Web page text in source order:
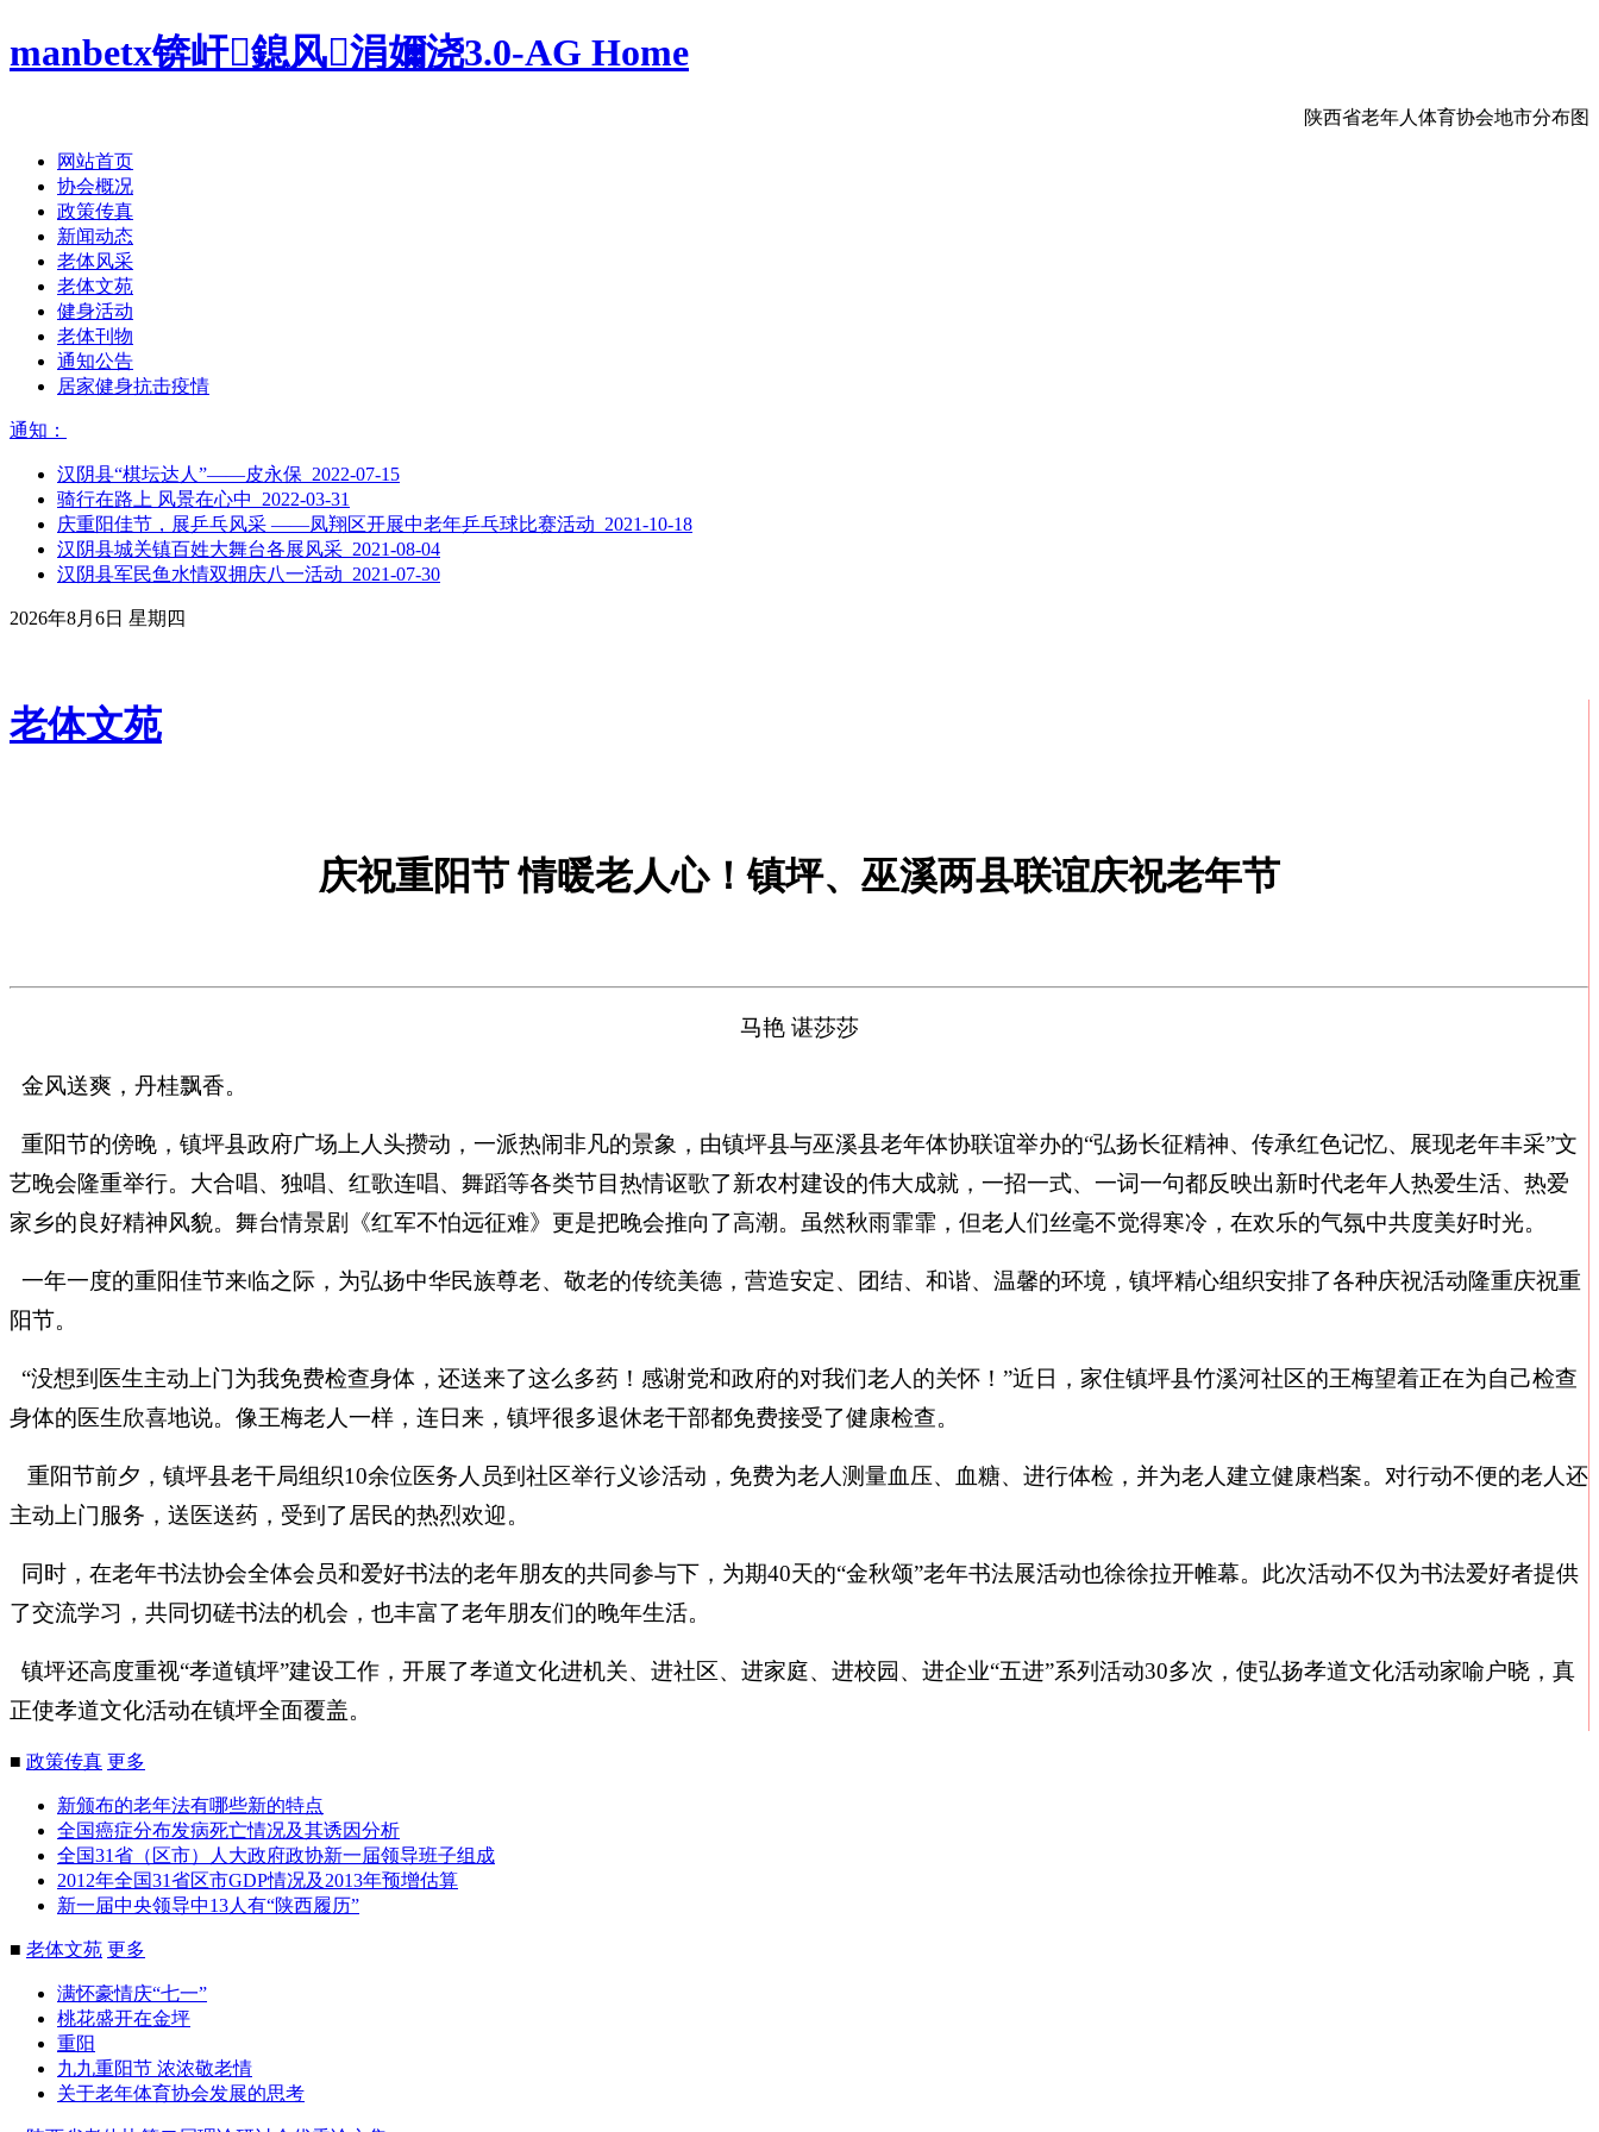
manbetx锛屽鎴风涓嬭浇3.0-AG Home
陕西省老年人体育协会地市分布图
网站首页
协会概况
政策传真
新闻动态
老体风采
老体文苑
健身活动
老体刊物
通知公告
居家健身抗击疫情
通知：
汉阴县“棋坛达人”——皮永保 2022-07-15
骑行在路上 风景在心中 2022-03-31
庆重阳佳节，展乒乓风采 ——凤翔区开展中老年乒乓球比赛活动 2021-10-18
汉阴县城关镇百姓大舞台各展风采 2021-08-04
汉阴县军民鱼水情双拥庆八一活动 2021-07-30
2026年8月6日 星期四
老体文苑
庆祝重阳节 情暖老人心！镇坪、巫溪两县联谊庆祝老年节
马艳 谌莎莎
金风送爽，丹桂飘香。
重阳节的傍晚，镇坪县政府广场上人头攒动，一派热闹非凡的景象，由镇坪县与巫溪县老年体协联谊举办的“弘扬长征精神、传承红色记忆、展现老年丰采”文
艺晚会隆重举行。大合唱、独唱、红歌连唱、舞蹈等各类节目热情讴歌了新农村建设的伟大成就，一招一式、一词一句都反映出新时代老年人热爱生活、热爱
家乡的良好精神风貌。舞台情景剧《红军不怕远征难》更是把晚会推向了高潮。虽然秋雨霏霏，但老人们丝毫不觉得寒冷，在欢乐的气氛中共度美好时光。
一年一度的重阳佳节来临之际，为弘扬中华民族尊老、敬老的传统美德，营造安定、团结、和谐、温馨的环境，镇坪精心组织安排了各种庆祝活动隆重庆祝重
阳节。
“没想到医生主动上门为我免费检查身体，还送来了这么多药！感谢党和政府的对我们老人的关怀！ ”近日，家住镇坪县竹溪河社区的王梅望着正在为自己检查
身体的医生欣喜地说。像王梅老人一样，连日来，镇坪很多退休老干部都免费接受了健康检查。
重阳节前夕，镇坪县老干局组织10余位医务人员到社区举行义诊活动，免费为老人测量血压、血糖、进行体检，并为老人建立健康档案。对行动不便的老人还
主动上门服务，送医送药，受到了居民的热烈欢迎。
同时，在老年书法协会全体会员和爱好书法的老年朋友的共同参与下，为期40天的“金秋颂”老年书法展活动也徐徐拉开帷幕。此次活动不仅为书法爱好者提供
了交流学习，共同切磋书法的机会，也丰富了老年朋友们的晚年生活。
镇坪还高度重视“孝道镇坪”建设工作，开展了孝道文化进机关、进社区、进家庭、进校园、进企业“五进”系列活动30多次，使弘扬孝道文化活动家喻户晓，真
正使孝道文化活动在镇坪全面覆盖。
■ 政策传真 更多
新颁布的老年法有哪些新的特点
全国癌症分布发病死亡情况及其诱因分析
全国31省（区市）人大政府政协新一届领导班子组成
2012年全国31省区市GDP情况及2013年预增估算
新一届中央领导中13人有“陕西履历”
■ 老体文苑 更多
满怀豪情庆“七一”
桃花盛开在金坪
重阳
九九重阳节 浓浓敬老情
关于老年体育协会发展的思考